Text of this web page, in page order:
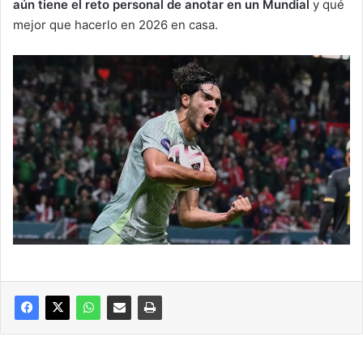
aún tiene el reto personal de anotar en un Mundial y qué
mejor que hacerlo en 2026 en casa.